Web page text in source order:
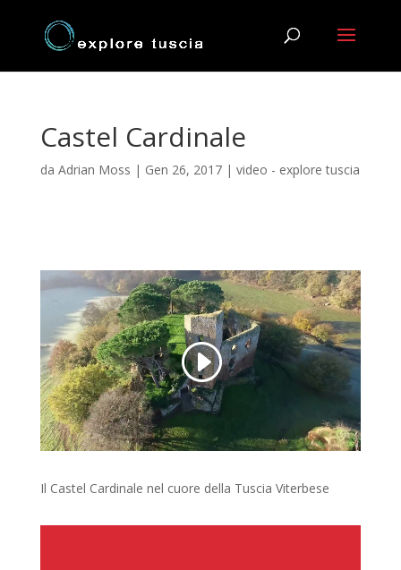
Castel Cardinale
da Adrian Moss | Gen 26, 2017| video - explore tuscia
Il Castel Cardinale nel cuore della Tuscia Viterbese